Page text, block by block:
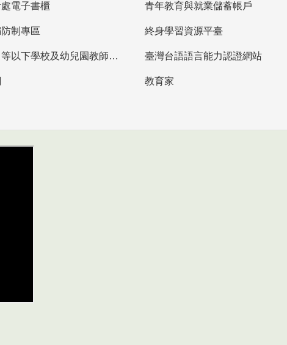
電子書櫃 青年教育與就業儲蓄帳戶
制專區 終身學習資源平臺
教育部高中等以下學校及幼兒園教師資格檢定考試 臺灣台語語言能力認證網站
教育家